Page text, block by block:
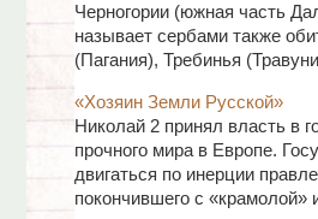
Черногории (южная часть
называет сербами также
(Пагания), Требинья
«Хозяин Земли Русской»
Николай 2 принял власть в
прочного мира в Европе.
двигаться по инерции
покончившего с «крамолой»